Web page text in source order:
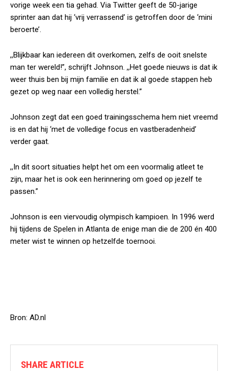
vorige week een tia gehad. Via Twitter geeft de 50-jarige
sprinter aan dat hij ‘vrij verrassend’ is getroffen door de ‘mini
beroerte’.
,,Blijkbaar kan iedereen dit overkomen, zelfs de ooit snelste
man ter wereld!”, schrijft Johnson. ,,Het goede nieuws is dat ik
weer thuis ben bij mijn familie en dat ik al goede stappen heb
gezet op weg naar een volledig herstel.”
Johnson zegt dat een goed trainingsschema hem niet vreemd
is en dat hij ‘met de volledige focus en vastberadenheid’
verder gaat.
,,In dit soort situaties helpt het om een voormalig atleet te
zijn, maar het is ook een herinnering om goed op jezelf te
passen.”
Johnson is een viervoudig olympisch kampioen. In 1996 werd
hij tijdens de Spelen in Atlanta de enige man die de 200 én 400
meter wist te winnen op hetzelfde toernooi.
Bron: AD.nl
SHARE ARTICLE